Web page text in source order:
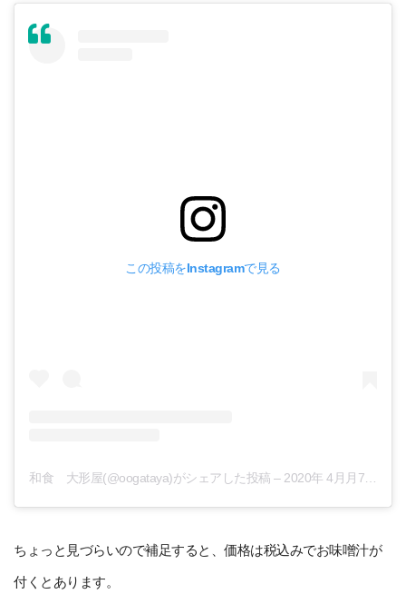
この投稿をInstagramで見る
和食 大形屋(@oogataya)がシェアした投稿 – 2020年 4月月7日午後
ちょっと見づらいので補足すると、価格は税込みでお味噌汁が
付くとあります。